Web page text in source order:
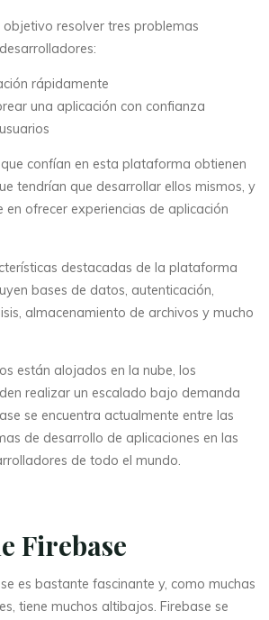
objetivo resolver tres problemas
rápidamente
una aplicación con confianza
confían en esta plataforma obtienen
tendrían que desarrollar ellos mismos, y
en ofrecer experiencias de aplicación
destacadas de la plataforma
bases de datos, autenticación,
almacenamiento de archivos y mucho
están alojados en la nube, los
realizar un escalado bajo demanda
se encuentra actualmente entre las
de desarrollo de aplicaciones en las
de todo el mundo.
Firebase
es bastante fascinante y, como muchas
tiene muchos altibajos. Firebase se